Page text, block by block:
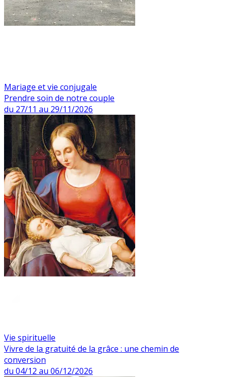
Mariage et vie conjugale
Prendre soin de notre couple
du 27/11 au 29/11/2026
Vie spirituelle
Vivre de la gratuité de la grâce : une chemin de
conversion
du 04/12 au 06/12/2026